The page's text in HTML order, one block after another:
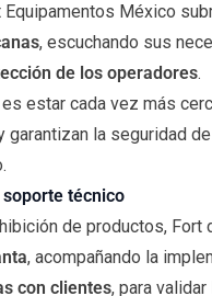
Equipamentos México
, escuchando sus
de los operadores.
estar cada vez más
garantizan la seguridad
técnico
de productos, Fort
, acompañando la
con clientes, para